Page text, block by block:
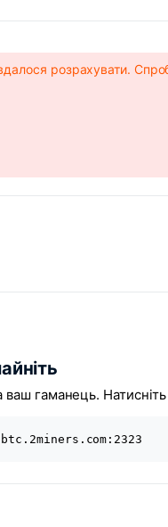
розрахувати.
ваш гаманець. Натисніть